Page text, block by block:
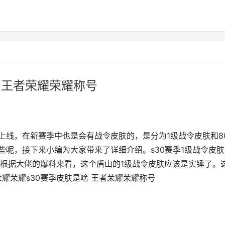
者荣耀荣耀称号
，在新赛季中也是会有战令皮肤的，是分为1级战令皮肤和
，接下来小编为大家带来了详细介绍。s30赛季1级战令皮
据大佬的爆料来看，这个盾山的1级战令皮肤应该是实锤了。
荣耀s30赛季皮肤是啥 王者荣耀荣耀称号